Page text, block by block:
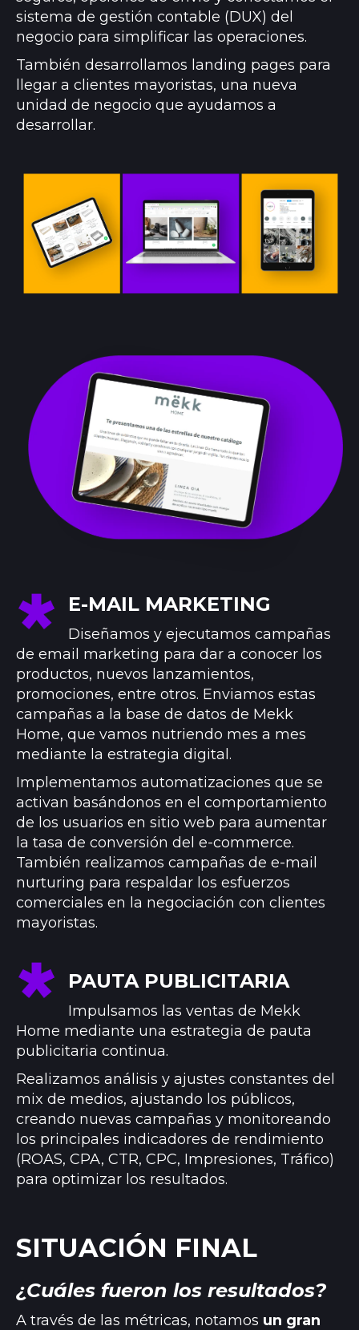
sistema de gestión contable (DUX) del
negocio para simplificar las operaciones.
También desarrollamos landing pages para
llegar a clientes mayoristas, una nueva
unidad de negocio que ayudamos a
desarrollar.
E-MAIL MARKETING
Diseñamos y ejecutamos campañas
de email marketing para dar a conocer los
productos, nuevos lanzamientos,
promociones, entre otros. Enviamos estas
campañas a la base de datos de Mekk
Home, que vamos nutriendo mes a mes
mediante la estrategia digital.
Implementamos automatizaciones que se
activan basándonos en el comportamiento
de los usuarios en sitio web para aumentar
la tasa de conversión del e-commerce.
También realizamos campañas de e-mail
nurturing para respaldar los esfuerzos
comerciales en la negociación con clientes
mayoristas.
PAUTA PUBLICITARIA
Impulsamos las ventas de Mekk
Home mediante una estrategia de pauta
publicitaria continua.
Realizamos análisis y ajustes constantes del
mix de medios, ajustando los públicos,
creando nuevas campañas y monitoreando
los principales indicadores de rendimiento
(ROAS, CPA, CTR, CPC, Impresiones, Tráfico)
para optimizar los resultados.
SITUACIÓN FINAL
¿Cuáles fueron los resultados?
A través de las métricas, notamos un gran